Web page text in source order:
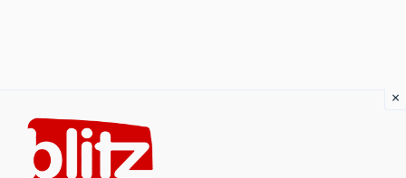
content
×